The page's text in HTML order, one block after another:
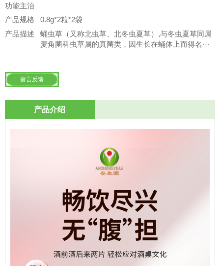
功能主治
产品规格
0.8g*2粒*2袋
产品描述
蛹虫草（又称北虫草、北冬虫夏草）,与冬虫夏草同属
麦角菌科虫草属的真菌类，因生长在蛹体上而得名···
留言反馈
产品介绍